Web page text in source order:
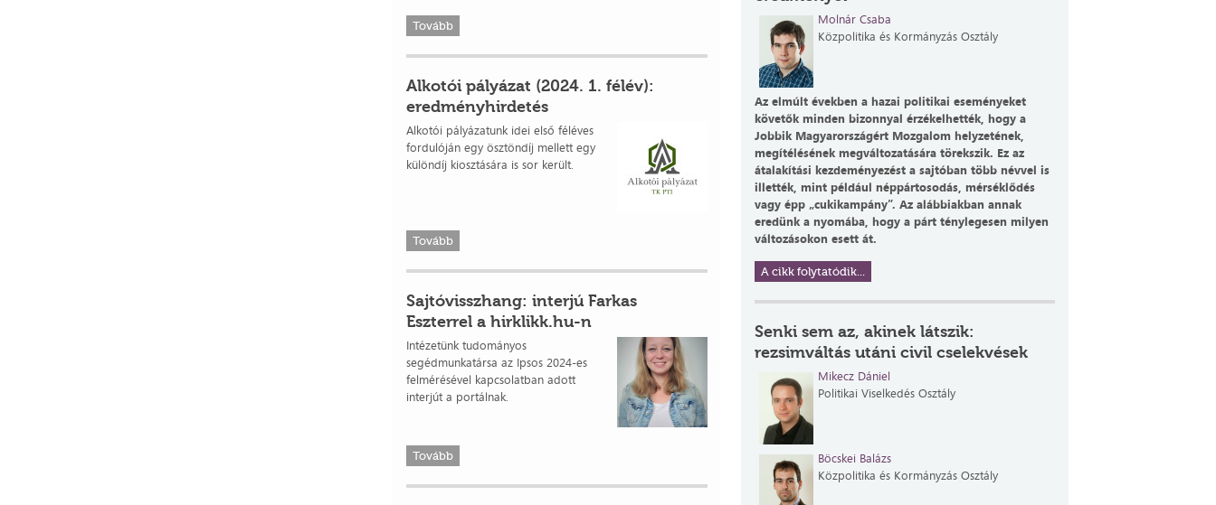
Tovább
Alkotói pályázat (2024. 1. félév):
eredményhirdetés
Alkotói pályázatunk idei első féléves
fordulóján egy ösztöndíj mellett egy
különdíj kiosztására is sor került.
Tovább
Sajtóvisszhang: interjú Farkas
Eszterrel a hirklikk.hu-n
Intézetünk tudományos
segédmunkatársa az Ipsos 2024-es
felmérésével kapcsolatban adott
interjút a portálnak.
Tovább
Molnár Csaba
Közpolitika és Kormányzás Osztály
Az elmúlt években a hazai politikai eseményeket
követők minden bizonnyal érzékelhették, hogy a
Jobbik Magyarországért Mozgalom helyzetének,
megítélésének megváltozatására törekszik. Ez az
átalakítási kezdeményezést a sajtóban több névvel is
illették, mint például néppártosodás, mérséklődés
vagy épp „cukikampány”. Az alábbiakban annak
eredünk a nyomába, hogy a párt ténylegesen milyen
változásokon esett át.
A cikk folytatódik...
Senki sem az, akinek látszik:
rezsimváltás utáni civil cselekvések
Mikecz Dániel
Politikai Viselkedés Osztály
Böcskei Balázs
Közpolitika és Kormányzás Osztály